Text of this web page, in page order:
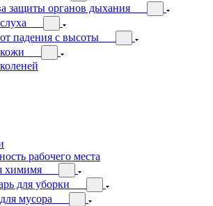
защиты органов дыхания
падения с высоты
рабочего места
химимя
для уборки
мусора